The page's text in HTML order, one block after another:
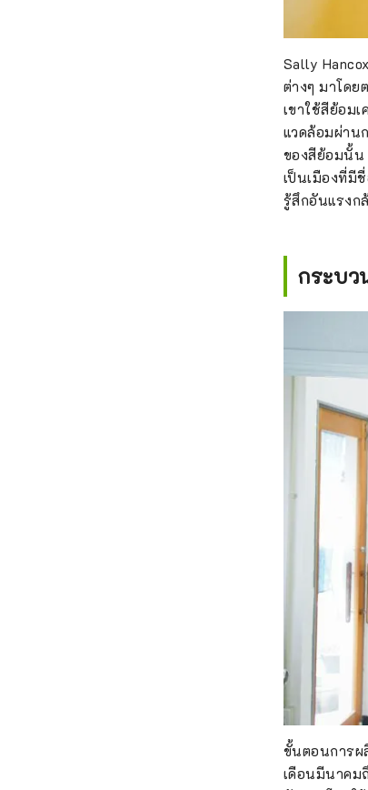
Sally
ต่างๆ มาโดย
เขาใช้สีย้อม
แวดล้อมผ่าน
ของสีย้อมนั้น
เป็นเมืองที่มี
รู้สึกอันแรงก
กระบว
ขั้นตอนการผ
เดือนมีนาคม